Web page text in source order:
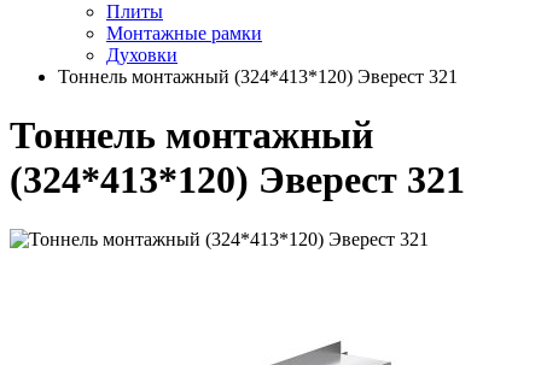
Плиты
Монтажные рамки
Духовки
Тоннель монтажный (324*413*120) Эверест 321
Тоннель монтажный
(324*413*120) Эверест 321